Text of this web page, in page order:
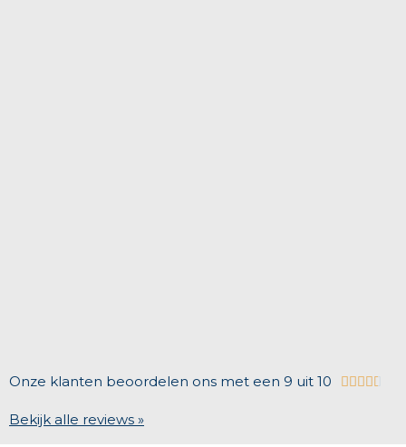
Onze klanten beoordelen ons met een 9 uit 10     
Bekijk alle reviews »